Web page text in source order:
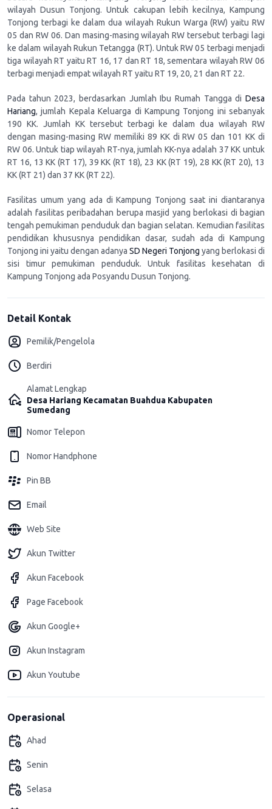
wilayah Dusun Tonjong. Untuk cakupan lebih kecilnya, Kampung
Tonjong terbagi ke dalam dua wilayah Rukun Warga (RW) yaitu RW
05 dan RW 06. Dan masing-masing wilayah RW tersebut terbagi lagi
ke dalam wilayah Rukun Tetangga (RT). Untuk RW 05 terbagi menjadi
tiga wilayah RT yaitu RT 16, 17 dan RT 18, sementara wilayah RW 06
terbagi menjadi empat wilayah RT yaitu RT 19, 20, 21 dan RT 22.
Pada tahun 2023, berdasarkan Jumlah Ibu Rumah Tangga di Desa
Hariang, jumlah Kepala Keluarga di Kampung Tonjong ini sebanyak
190 KK. Jumlah KK tersebut terbagi ke dalam dua wilayah RW
dengan masing-masing RW memiliki 89 KK di RW 05 dan 101 KK di
RW 06. Untuk tiap wilayah RT-nya, jumlah KK-nya adalah 37 KK untuk
RT 16, 13 KK (RT 17), 39 KK (RT 18), 23 KK (RT 19), 28 KK (RT 20), 13
KK (RT 21) dan 37 KK (RT 22).
Fasilitas umum yang ada di Kampung Tonjong saat ini diantaranya
adalah fasilitas peribadahan berupa masjid yang berlokasi di bagian
tengah pemukiman penduduk dan bagian selatan. Kemudian fasilitas
pendidikan khususnya pendidikan dasar, sudah ada di Kampung
Tonjong ini yaitu dengan adanya SD Negeri Tonjong yang berlokasi di
sisi timur pemukiman penduduk. Untuk fasilitas kesehatan di
Kampung Tonjong ada Posyandu Dusun Tonjong.
Detail Kontak
Pemilik/Pengelola
Berdiri
Alamat Lengkap
Desa Hariang Kecamatan Buahdua Kabupaten
Sumedang
Nomor Telepon
Nomor Handphone
Pin BB
Email
Web Site
Akun Twitter
Akun Facebook
Page Facebook
Akun Google+
Akun Instagram
Akun Youtube
Operasional
Ahad
Senin
Selasa